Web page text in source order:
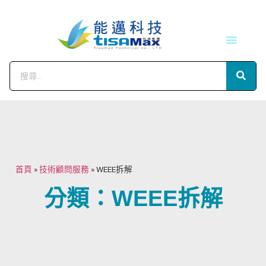
首頁 »技術顧問服務 »WEEE拆解
分類：WEEE拆解